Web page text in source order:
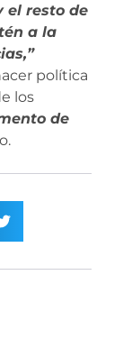
el resto de
a la
política
los
de